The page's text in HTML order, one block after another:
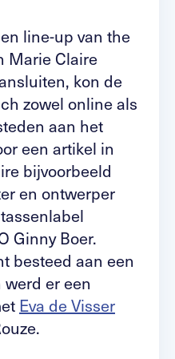
line-up van the
Marie Claire
kon de
zowel online als
aan het
een artikel in
bijvoorbeeld
en ontwerper
Ginny Boer.
besteed aan een
werd er een
Eva de Visser